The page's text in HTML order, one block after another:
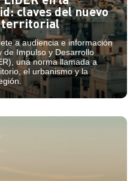
claves del nuevo
territorial
a audiencia e información
de Impulso y Desarrollo
una norma llamada a
el urbanismo y la